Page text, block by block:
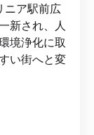
ニア駅前広
新され、人
境浄化に取
い街へと変